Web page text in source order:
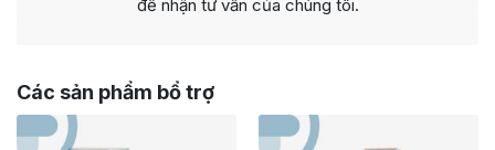
để nhận tư vấn của chúng tôi.
Các sản phẩm bổ trợ